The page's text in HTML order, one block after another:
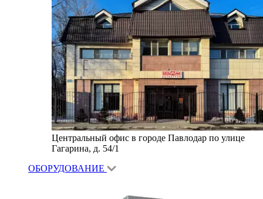
Центральный офис в городе Павлодар по улице
Гагарина, д. 54/1
ОБОРУДОВАНИЕ